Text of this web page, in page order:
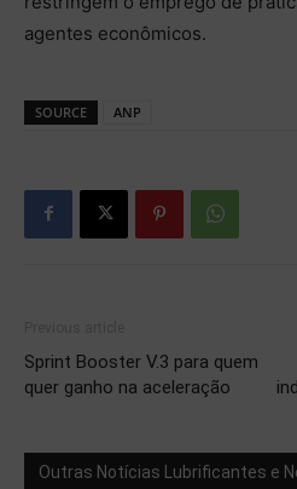
agentes econômicos.
SOURCE ANP
Sprint Booster V.3 para quem
quer ganho na aceleração
Outras Notícias Lubrificantes e